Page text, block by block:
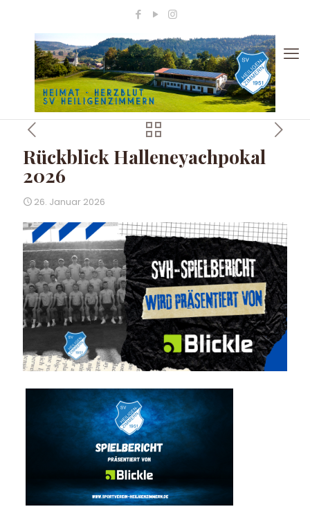
Rückblick Halleneyachpokal
2026
26. Januar 2026